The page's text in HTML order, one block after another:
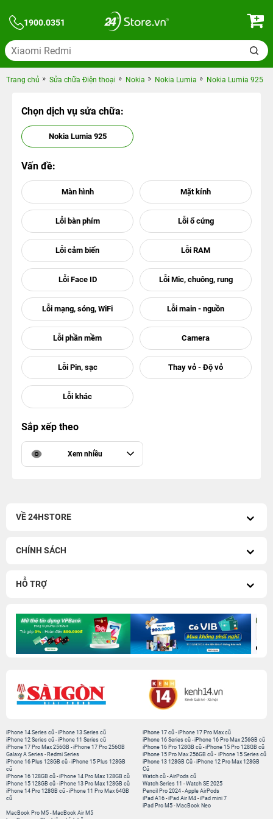
1900.0351
Trang chủ Sửa chữa Điện thoại Nokia Nokia Lumia Nokia Lumia 925
Chọn dịch vụ sửa chữa:
Nokia Lumia 925
Vấn đề:
Sắp xếp theo
Xem nhiều
VỀ 24HSTORE
CHÍNH SÁCH
HỖ TRỢ
iPhone 14 Series cũ -iPhone 13 Series cũ
iPhone 12 Series cũ -iPhone 11 Series cũ
iPhone 17 Pro Max 256GB -iPhone 17 Pro 256GB
Galaxy A Series - Redmi Series
iPhone 17 cũ -iPhone 17 Pro Max cũ
iPhone 16 Series cũ - iPhone 16 Pro Max 256GB cũ
iPhone 16 Pro 128GB cũ -iPhone 15 Pro 128GB cũ
iPhone 15 Pro Max 256GB cũ - iPhone 15 Series cũ
iPhone 16 Plus 128GB cũ -iPhone 15 Plus 128GB
cũ
iPhone 16 128GB cũ -iPhone 14 Pro Max 128GB cũ
iPhone 15 128GB cũ -iPhone 13 Pro Max 128GB cũ
iPhone 14 Pro 128GB cũ -iPhone 11 Pro Max 64GB
cũ
iPhone 13 128GB Cũ -iPhone 12 Pro Max 128GB
Cũ
Watch cũ -AirPods cũ
Watch Series 11 -Watch SE 2025
Pencil Pro 2024 -Apple AirPods
iPad A16 -iPad Air M4 -iPad mini 7
iPad Pro M5 - MacBook Neo
MacBook Pro M5 - MacBook Air M5